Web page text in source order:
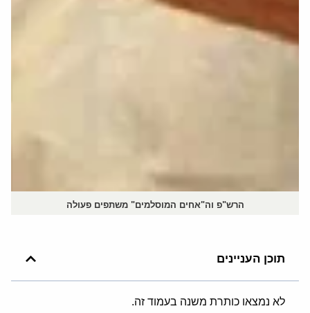
הרש"פ וה"אחים המוסלמים" משתפים פעולה
תוכן העניינים
לא נמצאו כותרת משנה בעמוד זה.